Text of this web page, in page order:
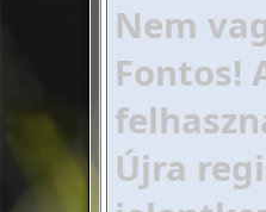
Nem
Fontos!
Újra